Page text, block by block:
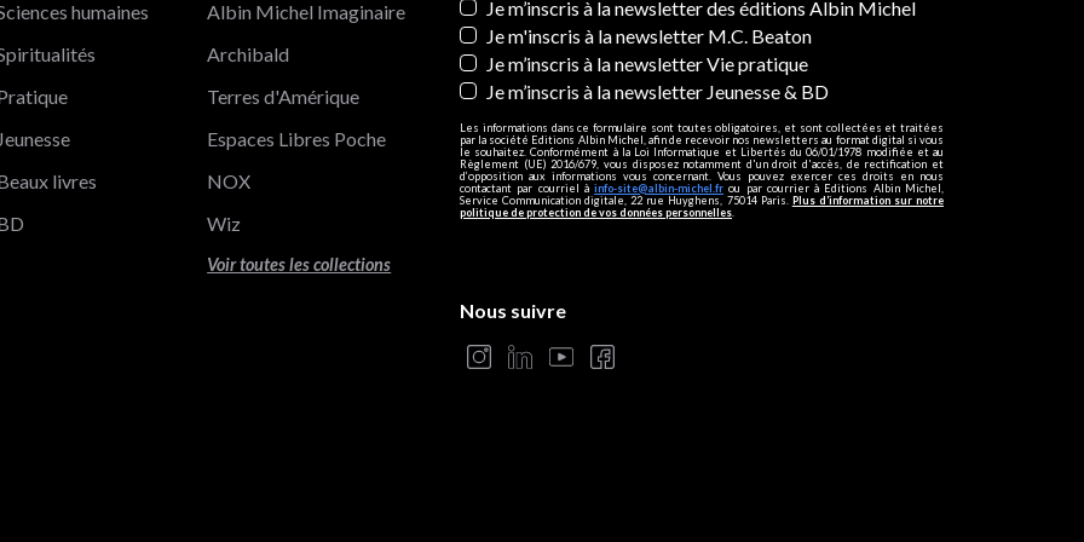
de confidentialité, en garantissant la conformité avec les réglementations. Personnalisez vos préférences pour
Newsletters
Je m’inscris à la newsletter des éditions Albin Michel
Je m'inscris à la newsletter M.C. Beaton
Je m’inscris à la newsletter Vie pratique
Je m’inscris à la newsletter Jeunesse & BD
Les informations dans ce formulaire sont toutes obligatoires, et sont collectées et traitées
par la société Editions Albin Michel, afin de recevoir nos newsletters au format digital si vous
le souhaitez. Conformément à la Loi Informatique et Libertés du 06/01/1978 modifiée et au
Règlement (UE) 2016/679, vous disposez notamment d'un droit d'accès, de rectification et
d’opposition aux informations vous concernant. Vous pouvez exercer ces droits en nous
contactant par courriel àinfo-site@albin-michel.fr ou par courrier à Editions Albin Michel,
Service Communication digitale, 22 rue Huyghens, 75014 Paris. Plus d’information sur notre
politique de protection de vos données personnelles
humaines
Jeunesse
livres
Albin Michel Imaginaire
Archibald
Terres d'Amérique
Espaces Libres Poche
NOX
Wiz
Voir toutes les collections
Nous suivre